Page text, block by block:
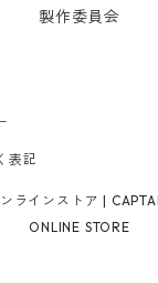
ット
ット
製作委員会
表記
ラインストア |
ONLINE STORE